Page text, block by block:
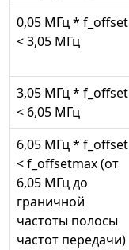
0,05 МГц * f_offset
< 3,05 МГц
3,05 МГц * f_offset
< 6,05 МГц
6,05 МГц * f_offset
< f_offsetmax (от
6,05 МГц до
граничной
частоты полосы
частот передачи)